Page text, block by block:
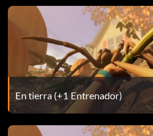
En tierra (+1 Entrenador)